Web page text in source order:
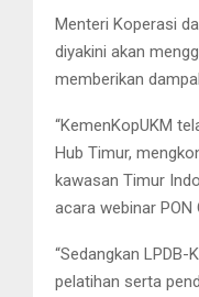
Menteri Koperasi
diyakini akan
memberikan
“KemenKopUKM
Hub Timur,
kawasan Timur
acara webinar
“Sedangkan
pelatihan serta